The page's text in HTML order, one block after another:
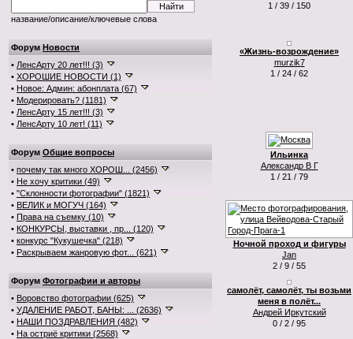
название/описание/ключевые слова
Форум Новости
• ЛенсАрту 20 лет!!! (3)
• ХОРОШИЕ НОВОСТИ (1)
• Новое: Админ: абонплата (67)
• Модерировать? (1181)
• ЛенсАрту 15 лет!!! (3)
• ЛенсАрту 10 лет! (11)
Форум Общие вопросы
• почему так много ХОРОШ... (2456)
• Не хочу критики (49)
• "Склонности фотографии" (1821)
• ВЕЛИК и МОГУЧ (164)
• Права на съемку (10)
• КОНКУРСЫ, выставки , пр... (120)
• конкурс "Кукушечка" (218)
• Раскрываем жанровую фот... (621)
Форум Фотографии и авторы
• Воровство фотографии (625)
• УДАЛЕНИЕ РАБОТ, БАНЫ: ... (2636)
• НАШИ ПОЗДРАВЛЕНИЯ (482)
• На остриё критики (2568)
1 / 39 / 150
«Жизнь-возрождение»
murzik7
1 / 24 / 62
Ильинка
Александр В Г
1 / 21 / 79
Ночной проход и фигуры
Jan
2 / 9 / 55
самолёт, самолёт, ты возьми
меня в полёт...
Андрей Иркутский
0 / 2 / 95